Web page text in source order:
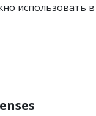
использовать